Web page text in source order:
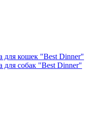
для кошек "Best Dinner"
собак "Best Dinner"